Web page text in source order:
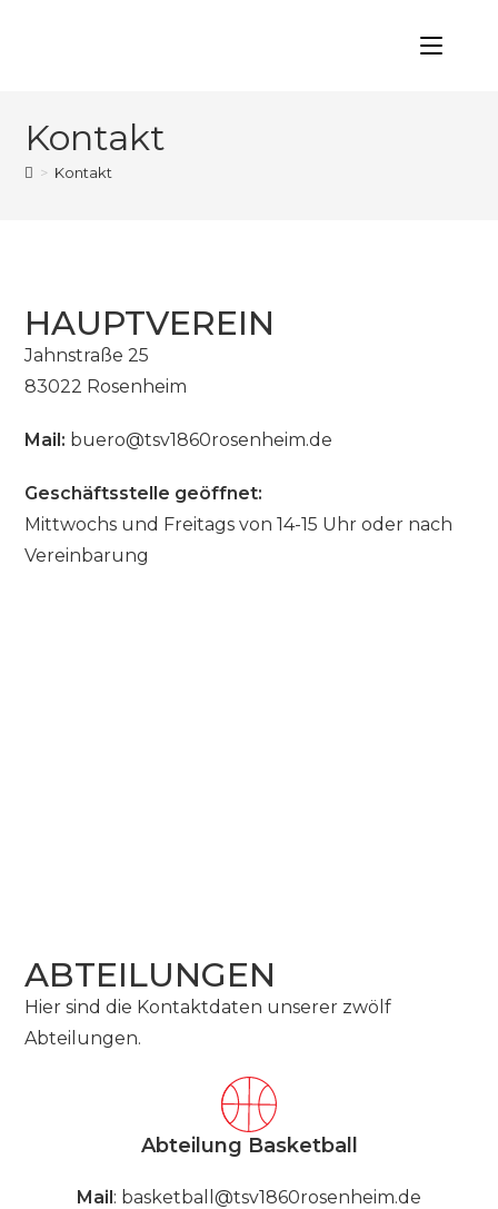
Kontakt
> Kontakt
HAUPTVEREIN
Jahnstraße 25
83022 Rosenheim
Mail: buero@tsv1860rosenheim.de
Geschäftsstelle geöffnet:
Mittwochs und Freitags von 14-15 Uhr oder nach
Vereinbarung
ABTEILUNGEN
Hier sind die Kontaktdaten unserer zwölf
Abteilungen.
Abteilung Basketball
Mail: basketball@tsv1860rosenheim.de